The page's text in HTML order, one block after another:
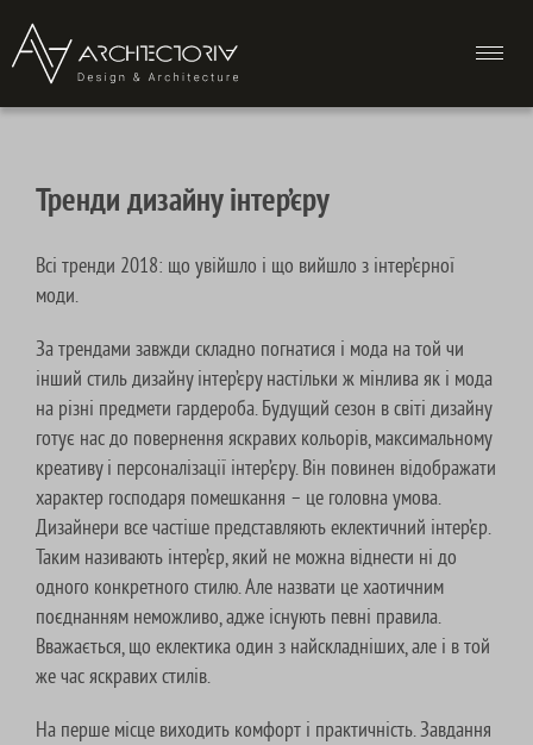
ukr eng ru
Тренди дизайну інтер’єру
Всі тренди 2018: що увійшло і що вийшло з інтер’єрної
моди.
За трендами завжди складно погнатися і мода на той чи
інший стиль дизайну інтер’єру настільки ж мінлива як і мода
на різні предмети гардероба.Будущий сезон в світі дизайну
готує нас до повернення яскравих кольорів, максимальному
креативу і персоналізації інтер’єру. Він повинен відображати
характер господаря помешкання – це головна умова.
Дизайнери все частіше представляють еклектичний інтер’єр.
Таким називають інтер’єр, який не можна віднести ні до
одного конкретного стилю. Але назвати це хаотичним
поєднанням неможливо, адже існують певні правила.
Вважається, що еклектика один з найскладніших, але і в той
же час яскравих стилів.
На перше місце виходить комфорт і практичність. Завдання